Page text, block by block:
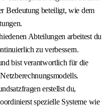
Bedeutung beteiligt, wie dem
Abteilungen arbeitest du
zu verbessern.
bist verantwortlich für die
erstellst du,
spezielle Systeme wie